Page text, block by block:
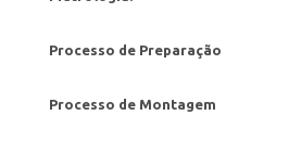
Processo de Preparação
Processo de Montagem